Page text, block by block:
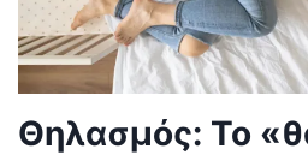
Θηλασμός: Το